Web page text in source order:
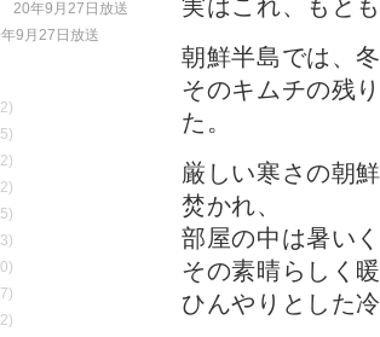
実はこれ、もと
朝鮮半島では、
そのキムチの残
た。
厳しい寒さの朝
焚かれ、
部屋の中は暑い
その素晴らしく
ひんやりとした
20年9月27日放送
9月27日放送